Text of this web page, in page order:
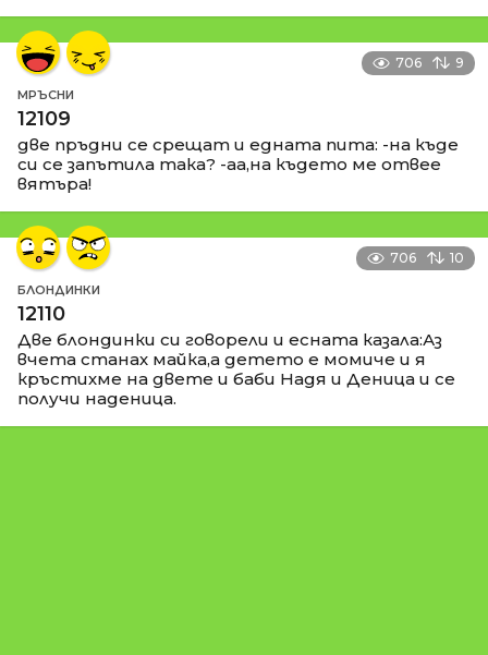
706 9
МРЪСНИ
12109
две пръдни се срещат и едната пита: -на къде
си се запътила така? -аа,на където ме отвее
вятъра!
706 10
БЛОНДИНКИ
12110
Две блондинки си говорели и есната казала:Аз
вчета станах майка,а детето е момиче и я
кръстихме на двете и баби Надя и Деница и се
получи наденица.